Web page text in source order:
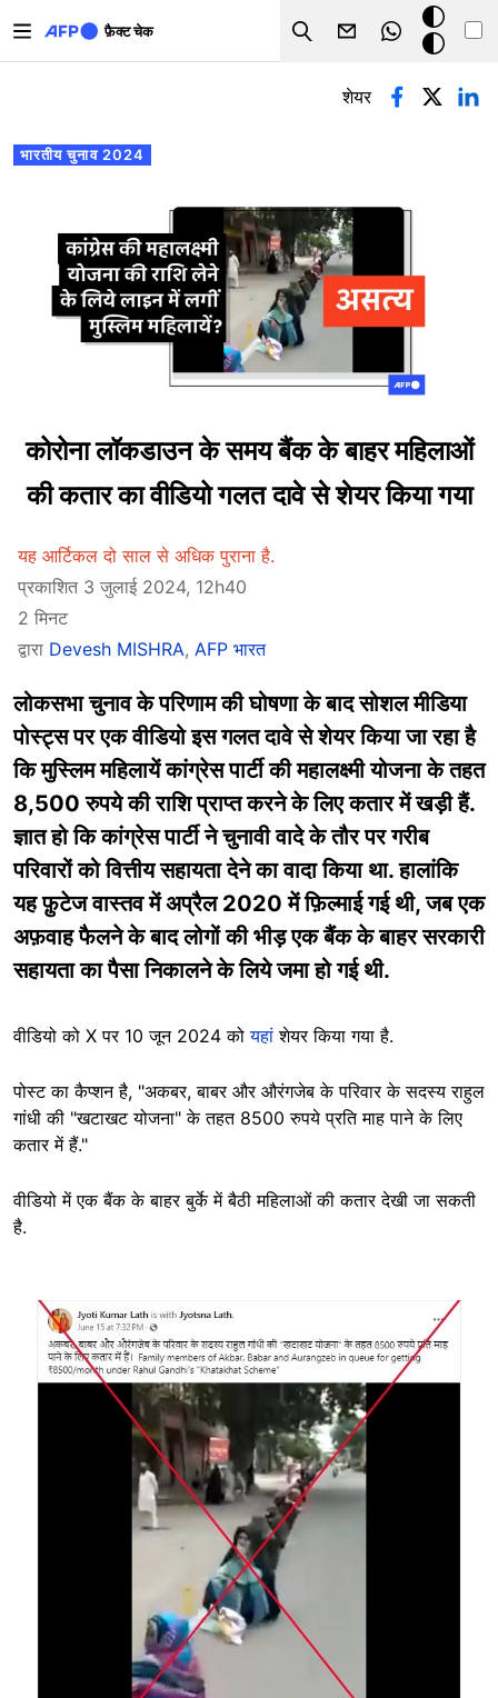
फ़ैक्ट चेक
Search
डार्क
मोड
प्राथमिक टैब्स
भारतीय चुनाव 2024
शेयर
कोरोना लॉकडाउन के समय बैंक के बाहर महिलाओं
की कतार का वीडियो गलत दावे से शेयर किया गया
यह आर्टिकल दो साल से अधिक पुराना है.
प्रकाशित 3 जुलाई 2024, 12h40
2 मिनट
द्वारा Devesh MISHRA, AFP भारत
लोकसभा चुनाव के परिणाम की घोषणा के बाद सोशल मीडिया
पोस्ट्स पर एक वीडियो इस गलत दावे से शेयर किया जा रहा है
कि मुस्लिम महिलायें कांग्रेस पार्टी की महालक्ष्मी योजना के तहत
8,500 रुपये की राशि प्राप्त करने के लिए कतार में खड़ी हैं.
ज्ञात हो कि कांग्रेस पार्टी ने चुनावी वादे के तौर पर गरीब
परिवारों को वित्तीय सहायता देने का वादा किया था. हालांकि
यह फ़ुटेज वास्तव में अप्रैल 2020 में फ़िल्माई गई थी, जब एक
अफ़वाह फैलने के बाद लोगों की भीड़ एक बैंक के बाहर सरकारी
सहायता का पैसा निकालने के लिये जमा हो गई थी.
वीडियो को X पर 10 जून 2024 कोयहांशेयर किया गया है.
पोस्ट का कैप्शन है, "अकबर, बाबर और औरंगजेब के परिवार के सदस्य राहुल
गांधी की "खटाखट योजना" के तहत 8500 रुपये प्रति माह पाने के लिए
कतार में हैं."
वीडियो में एक बैंक के बाहर बुर्के में बैठी महिलाओं की कतार देखी जा सकती
है.
Image